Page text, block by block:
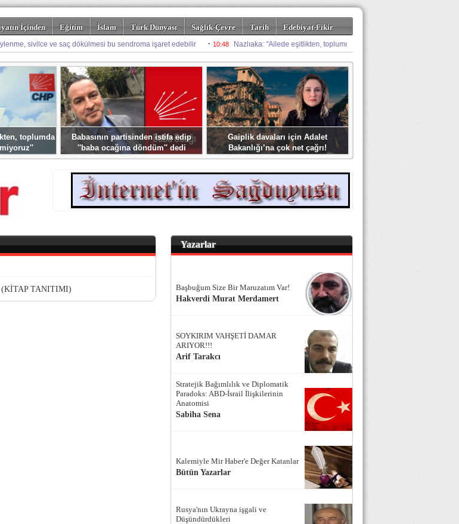
İçinden Eğitim İslam Türk Dünyası Sağlık-Çevre Tarih
Edebiyat-Fikir
Kalem Foto Galeriler
toplumda
Babasının partisinden istifa edip
''baba ocağına döndüm'' dedi
Gaiplik davaları için Adalet
Bakanlığı’na çok net çağrı!
TANITIMI)
Yazarlar
Başbuğum Size Bir Maruzatım Var!
Hakverdi Murat Merdamert
SOYKIRIM VAHŞETİ DAMAR
ARIYOR!!!
Arif Tarakcı
Stratejik Bağımlılık ve Diplomatik
Paradoks: ABD-İsrail İlişkilerinin
Anatomisi
Sabiha Sena
Kalemiyle Mir Haber'e Değer Katanlar
Bütün Yazarlar
Rusya'nın Ukrayna işgali ve
Düşündürdükleri